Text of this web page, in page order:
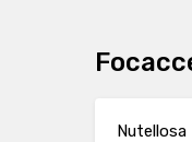
Nutellosa